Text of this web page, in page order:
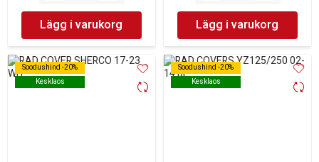
Lägg i varukorg Lägg i varukorg
Soodushind -20%
Kesklaos
Soodushind -20%
Kesklaos
Soodushind -20%
Kesklaos
Soodushind -20%
Kesklaos